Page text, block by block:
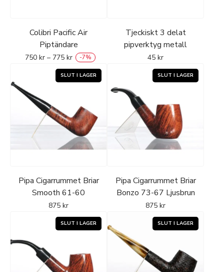
Colibri Pacific Air
Piptändare
750 kr – 775 kr -7%
Tjeckiskt 3 delat
pipverktyg metall
45 kr
Pipa Cigarrummet Briar
Smooth 61-60
875 kr
Pipa Cigarrummet Briar
Bonzo 73-67 Ljusbrun
875 kr